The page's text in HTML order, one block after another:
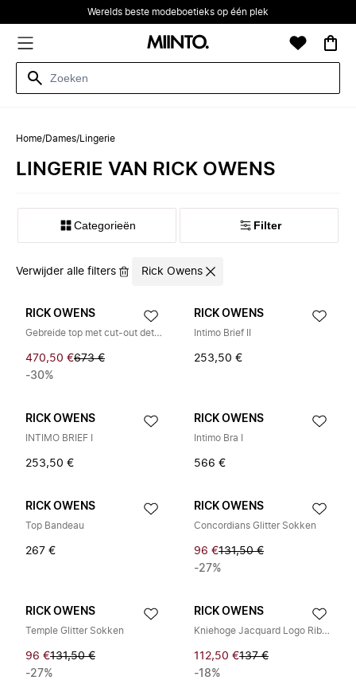
Werelds beste modeboetieks op één plek
Home/Dames/ Lingerie
LINGERIE VAN RICK OWENS
Categorieën Filter
Verwijder alle filters Rick Owens
RICK OWENS
Gebreide top met cut-out detail
470,50 €673 €
-30%
RICK OWENS
Intimo Brief II
253,50 €
RICK OWENS
INTIMO BRIEF I
253,50 €
RICK OWENS
Intimo Bra I
566 €
RICK OWENS
Top Bandeau
267 €
RICK OWENS
Concordians Glitter Sokken
96 €131,50 €
-27%
RICK OWENS
Temple Glitter Sokken
96 €131,50 €
-27%
RICK OWENS
Kniehoge Jacquard Logo Ribgebreide Sokken
112,50 €137 €
-18%